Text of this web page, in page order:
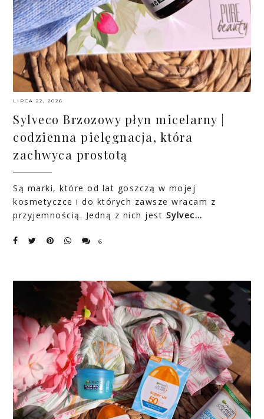
LIPCA 22, 2026
Sylveco Brzozowy płyn micelarny |
codzienna pielęgnacja, która
zachwyca prostotą
Są marki, które od lat goszczą w mojej
kosmetyczce i do których zawsze wracam z
przyjemnością. Jedną z nich jest Sylvec…
6